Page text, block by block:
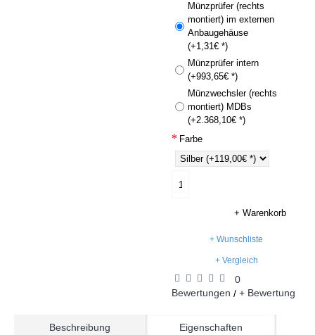
Münzprüfer (rechts
montiert) im externen
Anbaugehäuse
(+1,31€ *)
Münzprüfer intern
(+993,65€ *)
Münzwechsler (rechts
montiert) MDBs
(+2.368,10€ *)
Farbe
+ Warenkorb
+ Wunschliste
+ Vergleich
0
Bewertungen / + Bewertung
Beschreibung Eigenschaften